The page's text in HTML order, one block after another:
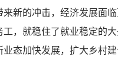
新的冲击，经济发展面
，就稳住了就业稳定的
态加快发展，扩大乡村